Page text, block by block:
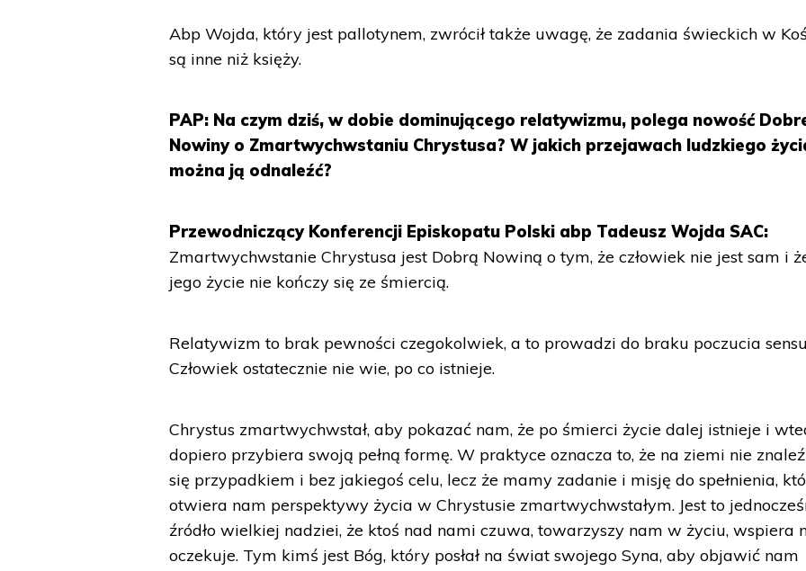
Abp Wojda, który jest pallotynem, zwrócił także uwagę, że zadania świeckich w
są inne niż księży.
PAP: Na czym dziś, w dobie dominującego relatywizmu, polega nowość
Nowiny o Zmartwychwstaniu Chrystusa? W jakich przejawach ludzkiego
można ją odnaleźć?
Przewodniczący Konferencji Episkopatu Polski abp Tadeusz Wojda SAC:
Zmartwychwstanie Chrystusa jest Dobrą Nowiną o tym, że człowiek nie jest sam i
jego życie nie kończy się ze śmiercią.
Relatywizm to brak pewności czegokolwiek, a to prowadzi do braku poczucia
Człowiek ostatecznie nie wie, po co istnieje.
Chrystus zmartwychwstał, aby pokazać nam, że po śmierci życie dalej istnieje i
dopiero przybiera swoją pełną formę. W praktyce oznacza to, że na ziemi nie
się przypadkiem i bez jakiegoś celu, lecz że mamy zadanie i misję do spełnienia,
otwiera nam perspektywy życia w Chrystusie zmartwychwstałym. Jest to
źródło wielkiej nadziei, że ktoś nad nami czuwa, towarzyszy nam w życiu, wspiera
oczekuje. Tym kimś jest Bóg, który posłał na świat swojego Syna, aby objawić nam